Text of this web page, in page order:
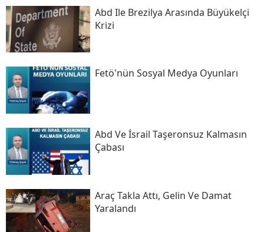
Abd Ile Brezilya Arasında Büyükelçi
Krizi
Fetö'nün Sosyal Medya Oyunları
Abd Ve İsrail Taşeronsuz Kalmasın
Çabası
Araç Takla Attı, Gelin Ve Damat
Yaralandı